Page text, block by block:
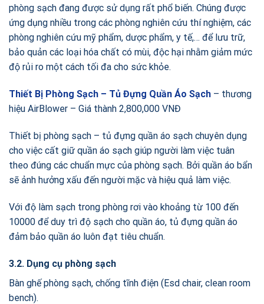
phòng sạch đang được sử dụng rất phổ biến. Chúng được
ứng dụng nhiều trong các phòng nghiên cứu thí nghiệm, các
phòng nghiên cứu mỹ phẩm, dược phẩm, y tế,… để lưu trữ,
bảo quản các loại hóa chất có mùi, độc hại nhằm giảm mức
độ rủi ro một cách tối đa cho sức khỏe.
Thiết Bị Phòng Sạch – Tủ Đựng Quần Áo Sạch – thương
hiệu AirBlower – Giá thành 2,800,000 VNĐ
Thiết bị phòng sạch – tủ đựng quần áo sạch chuyên dụng
cho việc cất giữ quần áo sạch giúp người làm việc tuân
theo đúng các chuẩn mực của phòng sạch. Bởi quần áo bẩn
sẽ ảnh hưởng xấu đến người mặc và hiệu quả làm việc.
Với độ làm sạch trong phòng rơi vào khoảng từ 100 đến
10000 để duy trì độ sạch cho quần áo, tủ đựng quần áo
đảm bảo quần áo luôn đạt tiêu chuẩn.
3.2. Dụng cụ phòng sạch
Bàn ghế phòng sạch, chống tĩnh điện (Esd chair, clean room
bench).